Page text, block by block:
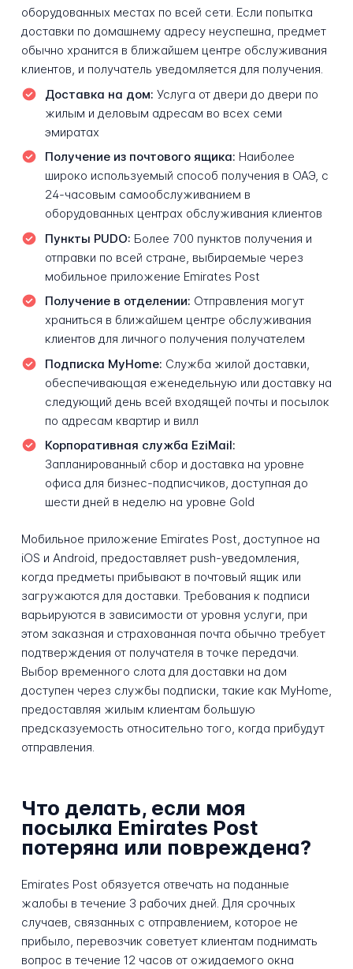
оборудованных местах по всей сети. Если попытка
доставки по домашнему адресу неуспешна, предмет
обычно хранится в ближайшем центре обслуживания
клиентов, и получатель уведомляется для получения.
Доставка на дом: Услуга от двери до двери по
жилым и деловым адресам во всех семи
эмиратах
Получение из почтового ящика: Наиболее
широко используемый способ получения в ОАЭ, с
24-часовым самообслуживанием в
оборудованных центрах обслуживания клиентов
Пункты PUDO: Более 700 пунктов получения и
отправки по всей стране, выбираемые через
мобильное приложение Emirates Post
Получение в отделении: Отправления могут
храниться в ближайшем центре обслуживания
клиентов для личного получения получателем
Подписка MyHome: Служба жилой доставки,
обеспечивающая еженедельную или доставку на
следующий день всей входящей почты и посылок
по адресам квартир и вилл
Корпоративная служба EziMail:
Запланированный сбор и доставка на уровне
офиса для бизнес-подписчиков, доступная до
шести дней в неделю на уровне Gold
Мобильное приложение Emirates Post, доступное на
iOS и Android, предоставляет push-уведомления,
когда предметы прибывают в почтовый ящик или
загружаются для доставки. Требования к подписи
варьируются в зависимости от уровня услуги, при
этом заказная и страхованная почта обычно требует
подтверждения от получателя в точке передачи.
Выбор временного слота для доставки на дом
доступен через службы подписки, такие как MyHome,
предоставляя жилым клиентам большую
предсказуемость относительно того, когда прибудут
отправления.
Что делать, если моя
посылка Emirates Post
потеряна или повреждена?
Emirates Post обязуется отвечать на поданные
жалобы в течение 3 рабочих дней. Для срочных
случаев, связанных с отправлением, которое не
прибыло, перевозчик советует клиентам поднимать
вопрос в течение 12 часов от ожидаемого окна